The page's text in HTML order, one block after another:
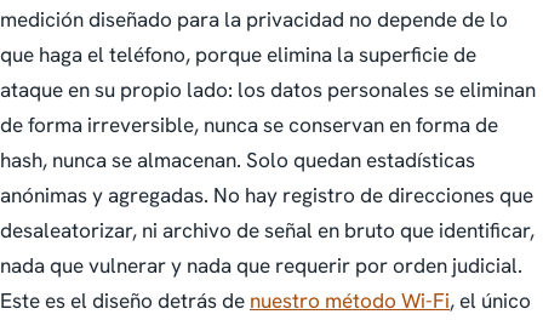
medición diseñado para la privacidad no depende de lo
que haga el teléfono, porque elimina la superficie de
ataque en su propio lado: los datos personales se eliminan
de forma irreversible, nunca se conservan en forma de
hash, nunca se almacenan. Solo quedan estadísticas
anónimas y agregadas. No hay registro de direcciones que
desaleatorizar, ni archivo de señal en bruto que identificar,
nada que vulnerar y nada que requerir por orden judicial.
Este es el diseño detrás de nuestro método Wi-Fi, el único